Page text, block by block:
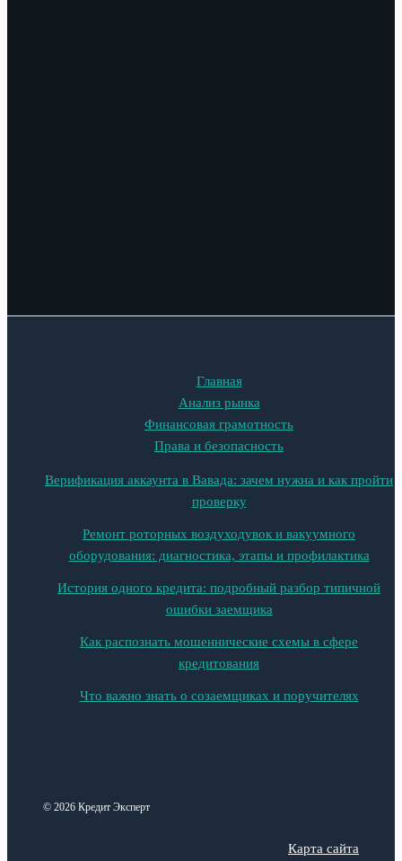
Главная
Анализ рынка
Финансовая грамотность
Права и безопасность
Верификация аккаунта в Вавада: зачем нужна и как пройти
проверку
Ремонт роторных воздуходувок и вакуумного
оборудования: диагностика, этапы и профилактика
История одного кредита: подробный разбор типичной
ошибки заемщика
Как распознать мошеннические схемы в сфере
кредитования
Что важно знать о созаемщиках и поручителях
© 2026 Кредит Эксперт
Карта сайта